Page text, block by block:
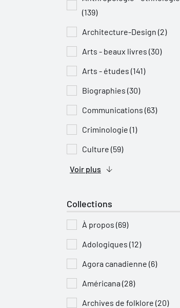
(139)
Architecture-Design (2)
Arts - beaux livres (30)
Arts - études (141)
Biographies (30)
Communications (63)
Criminologie (1)
Culture (59)
Voir plus
Collections
À propos (69)
Adologiques (12)
Agora canadienne (6)
Américana (28)
Archives de folklore (20)